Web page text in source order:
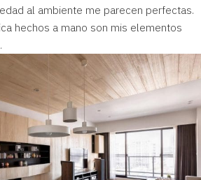
al ambiente me parecen perfectas.
hechos a mano son mis elementos